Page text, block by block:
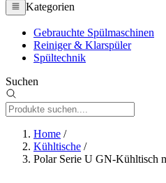
Kategorien
Gebrauchte Spülmaschinen
Reiniger & Klarspüler
Spültechnik
Suchen
Home /
Kühltische /
Polar Serie U GN-Kühltisch